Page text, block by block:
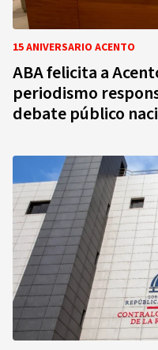
15 ANIVERSARIO ACENTO
ABA felicita a
periodismo
debate público